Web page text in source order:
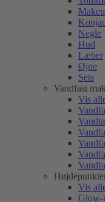
Negle
Hud
Læber
Øjne
Sets
Vandfast
Vis
Vis
Glow-